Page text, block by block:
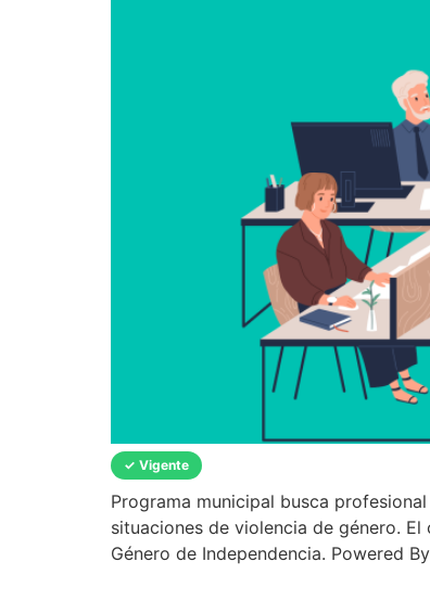
✓ Vigente
Programa municipal busca
situaciones de violencia de género.
Género de Independencia. Powered